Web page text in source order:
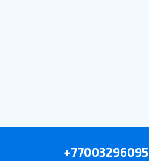
+77003296095